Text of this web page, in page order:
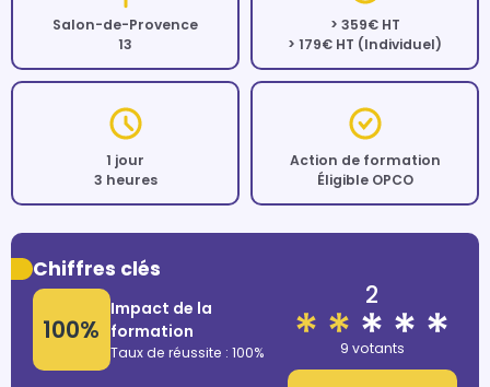
Salon-de-Provence
13
> 359€ HT
> 179€ HT (Individuel)
1 jour
3 heures
Action de formation
Éligible OPCO
Chiffres clés
100%
Impact de la
formation
Taux de réussite : 100%
2
9 votants